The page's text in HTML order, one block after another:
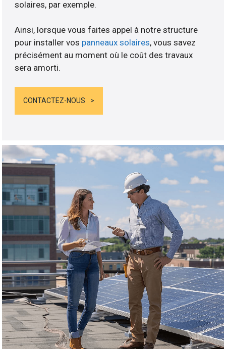
solaires, par exemple.
Ainsi, lorsque vous faites appel à notre structure
pour installer vos panneaux solaires, vous savez
précisément au moment où le coût des travaux
sera amorti.
CONTACTEZ-NOUS